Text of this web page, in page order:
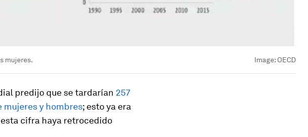
mujeres. Image: OECD
predijo que se tardarían 257
mujeres y hombres; esto ya era
cifra haya retrocedido